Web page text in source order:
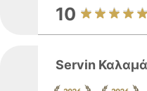
10
Servin